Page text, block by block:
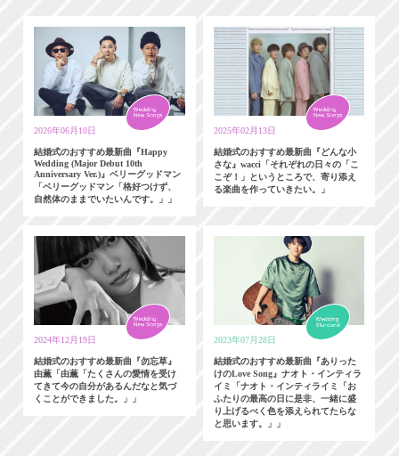
2026年06月10日
結婚式のおすすめ最新曲『Happy
Wedding (Major Debut 10th
Anniversary Ver.)』ベリーグッドマン
「ベリーグッドマン「格好つけず、
自然体のままでいたいんです。」」
2025年02月13日
結婚式のおすすめ最新曲『どんな小
さな』wacci「それぞれの日々の「こ
こぞ！」というところで、寄り添え
る楽曲を作っていきたい。」
2024年12月19日
結婚式のおすすめ最新曲『勿忘草』
由薫「由薫「たくさんの愛情を受け
てきて今の自分があるんだなと気づ
くことができました。」」
2023年07月28日
結婚式のおすすめ最新曲『ありった
けのLove Song』ナオト・インティラ
イミ「ナオト・インティライミ「お
ふたりの最高の日に是非、一緒に盛
り上げるべく色を添えられてたらな
と思います。」」